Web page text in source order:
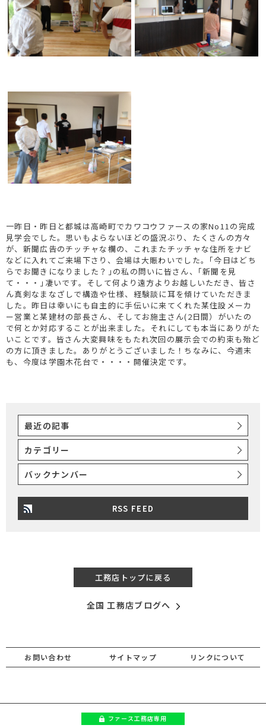
一昨日・昨日と都城は高崎町でカワコウファースの家No11の完成
見学会でした。思いもよらないほどの盛況ぶり、たくさんの方々
が、新聞広告のチッチャな欄の、これまたチッチャな住所をナビ
などに入れてご来場下さり、会場は大賑わいでした。｢今日はどち
らでお聞きになりました？｣の私の問いに皆さん、｢新聞を見
て・・・｣凄いです。そして何より遠方よりお越しいただき、皆さ
ん真剣なまなざしで構造や仕様、経験談に耳を傾けていただきま
した。昨日は幸いにも自主的に手伝いに来てくれた某住設メーカ
ー営業と某建材の部長さん、そしてお施主さん(2日間）がいたの
で何とか対応することが出来ました。それにしても本当にありがた
いことです。皆さん大変興味をもたれ次回の展示会での約束も殆ど
の方に頂きました。ありがとうございました！ちなみに、今週末
も、今度は学園木花台で・・・・開催決定です。
最近の記事
カテゴリー
バックナンバー
RSS FEED
工務店トップに戻る
全国 工務店ブログへ
お問い合わせ サイトマップ リンクについて
ファース工務店専用